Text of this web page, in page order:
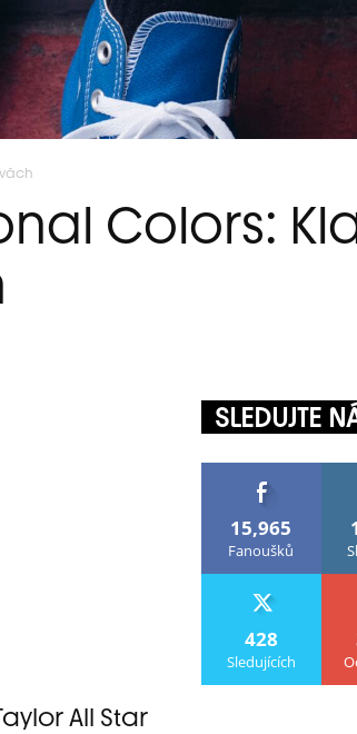
Colors:
All Star
SLEDUJTE
15,965
Fanoušků
428
Sledujících